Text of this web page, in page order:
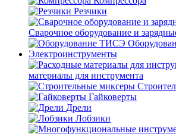
Резчики
Сварочное оборудование и
Электроинструменты
материалы для инструмента
Гайковерты
Дрели
Лобзики